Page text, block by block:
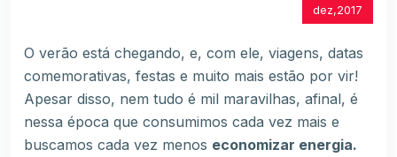
dez,2017
O verão está chegando, e, com ele, viagens, datas
comemorativas, festas e muito mais estão por vir!
Apesar disso, nem tudo é mil maravilhas, afinal, é
nessa época que consumimos cada vez mais e
buscamos cada vez menos economizar energia.